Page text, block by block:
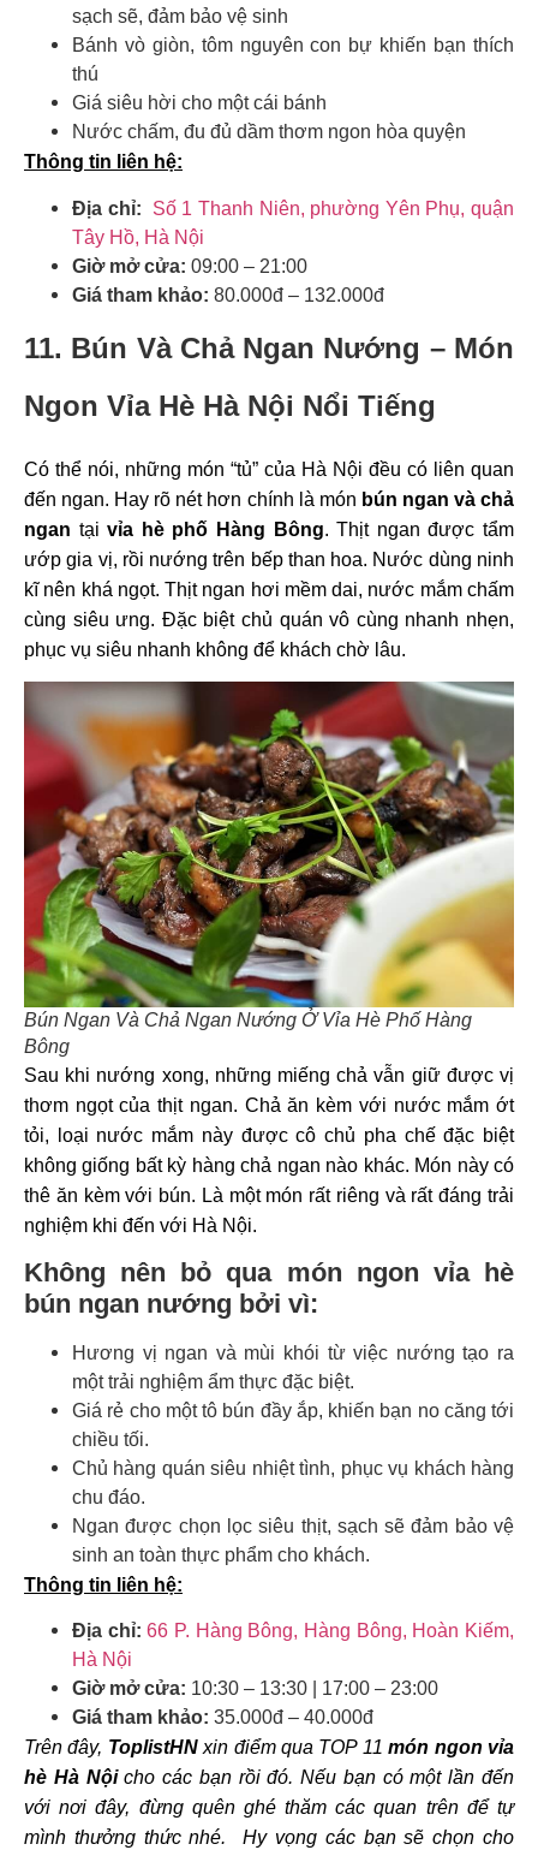
sạch sẽ, đảm bảo vệ sinh
Bánh vò giòn, tôm nguyên con bự khiến bạn thích
thú
Giá siêu hời cho một cái bánh
Nước chấm, đu đủ dầm thơm ngon hòa quyện
Thông tin liên hệ:
Địa chỉ: Số 1 Thanh Niên, phường Yên Phụ, quận
Tây Hồ, Hà Nội
Giờ mở cửa: 09:00 – 21:00
Giá tham khảo: 80.000đ – 132.000đ
11. Bún Và Chả Ngan Nướng – Món
Ngon Vỉa Hè Hà Nội Nổi Tiếng
Có thể nói, những món “tủ” của Hà Nội đều có liên quan
đến ngan. Hay rõ nét hơn chính là món bún ngan và chả
ngan tại vỉa hè phố Hàng Bông. Thịt ngan được tẩm
ướp gia vị, rồi nướng trên bếp than hoa. Nước dùng ninh
kĩ nên khá ngọt. Thịt ngan hơi mềm dai, nước mắm chấm
cùng siêu ưng. Đặc biệt chủ quán vô cùng nhanh nhẹn,
phục vụ siêu nhanh không để khách chờ lâu.
Bún Ngan Và Chả Ngan Nướng Ở Vỉa Hè Phố Hàng
Bông
Sau khi nướng xong, những miếng chả vẫn giữ được vị
thơm ngọt của thịt ngan. Chả ăn kèm với nước mắm ớt
tỏi, loại nước mắm này được cô chủ pha chế đặc biệt
không giống bất kỳ hàng chả ngan nào khác. Món này có
thê ăn kèm với bún. Là một món rất riêng và rất đáng trải
nghiệm khi đến với Hà Nội.
Không nên bỏ qua món ngon vỉa hè
bún ngan nướng bởi vì:
Hương vị ngan và mùi khói từ việc nướng tạo ra
một trải nghiệm ẩm thực đặc biệt.
Giá rẻ cho một tô bún đầy ắp, khiến bạn no căng tới
chiều tối.
Chủ hàng quán siêu nhiệt tình, phục vụ khách hàng
chu đáo.
Ngan được chọn lọc siêu thịt, sạch sẽ đảm bảo vệ
sinh an toàn thực phẩm cho khách.
Thông tin liên hệ:
Địa chỉ:66 P. Hàng Bông, Hàng Bông, Hoàn Kiếm,
Hà Nội
Giờ mở cửa: 10:30 – 13:30 | 17:00 – 23:00
Giá tham khảo: 35.000đ – 40.000đ
Trên đây, ToplistHNxin điểm qua TOP 11món ngon vỉa
hè Hà Nộicho các bạn rồi đó. Nếu bạn có một lần đến
với nơi đây, đừng quên ghé thăm các quan trên để tự
mình thưởng thức nhé. Hy vọng các bạn sẽ chọn cho